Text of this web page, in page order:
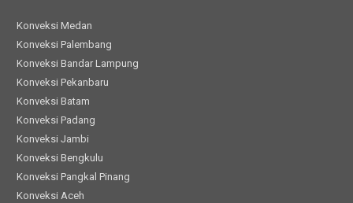
Konveksi Medan
Konveksi Palembang
Konveksi Bandar Lampung
Konveksi Pekanbaru
Konveksi Batam
Konveksi Padang
Konveksi Jambi
Konveksi Bengkulu
Konveksi Pangkal Pinang
Konveksi Aceh